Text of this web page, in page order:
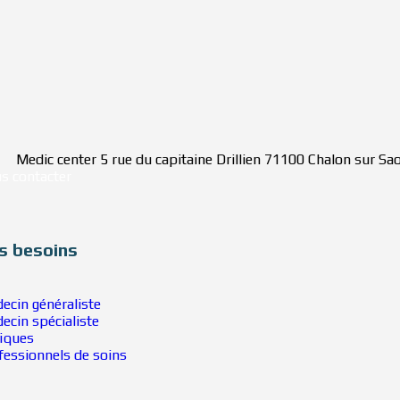
Medic center 5 rue du capitaine Drillien 71100 Chalon sur
besoins
généraliste
spécialiste
de soins